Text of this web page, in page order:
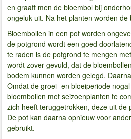
en graaft men de bloembol bij
ongeluk uit. Na het planten worden
Bloembollen in een pot worden
de potgrond wordt een goed
te raden is de potgrond te mengen
wordt zover gevuld, dat de
bodem kunnen worden gelegd.
Omdat de groei- en bloeiperiode
bloembollen met seizoenplanten te
zich heeft teruggetrokken, deze uit de
De pot kan daarna opnieuw voor
gebruikt.